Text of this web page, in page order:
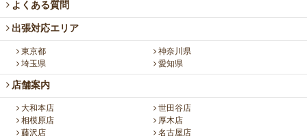
よくある質問
出張対応エリア
東京都
神奈川県
埼玉県
愛知県
店舗案内
大和本店
世田谷店
相模原店
厚木店
藤沢店
名古屋店